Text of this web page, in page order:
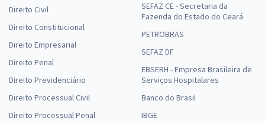
Direito Civil
Direito Constitucional
Direito Empresarial
Direito Penal
Direito Previdenciário
Direito Processual Civil
Direito Processual Penal
SEFAZ CE - Secretaria da
Fazenda do Estado do Ceará
PETROBRAS
SEFAZ DF
EBSERH - Empresa Brasileira de
Serviços Hospitalares
Banco do Brasil
IBGE